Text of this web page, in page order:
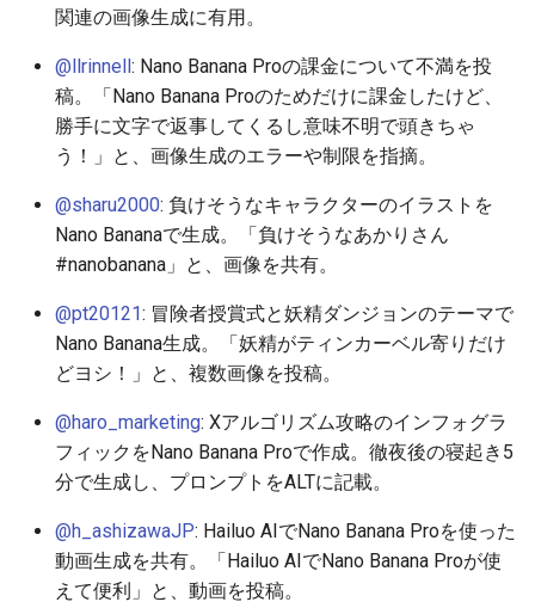
2026-05-11
2026-05-10
2026-05-09
2026-05-08
2026-05-07
2026-05-05
2026-05-03
2025-10-26
2025-10-25
2025-10-24
2025-10-23
2025-10-22
2025-10-20
2025-10-18
2026-05-11
2026-05-10
2026-05-09
2026-05-08
2026-05-07
2026-05-05
2026-05-03
2025-10-26
2025-10-25
2025-10-24
2025-10-23
2025-10-22
2025-10-20
2025-10-18
2026-05-08
2026-05-07
2026-05-06
2026-05-05
2026-05-04
2026-05-02
2026-04-30
2026-05-07
2026-05-06
2026-05-05
2026-05-04
2026-05-03
2026-05-01
2026-04-29
2025-10-26
2025-10-25
2025-10-24
2025-10-23
2025-10-22
2025-10-20
2025-10-18
関連の画像生成に有用。
@llrinnell: Nano Banana Proの課金について不満を投
稿。「Nano Banana Proのためだけに課金したけど、
勝手に文字で返事してくるし意味不明で頭きちゃ
う！」と、画像生成のエラーや制限を指摘。
@sharu2000: 負けそうなキャラクターのイラストを
Nano Bananaで生成。「負けそうなあかりさん
#nanobanana」と、画像を共有。
@pt20121: 冒険者授賞式と妖精ダンジョンのテーマで
Nano Banana生成。「妖精がティンカーベル寄りだけ
どヨシ！」と、複数画像を投稿。
@haro_marketing: Xアルゴリズム攻略のインフォグラ
フィックをNano Banana Proで作成。徹夜後の寝起き5
分で生成し、プロンプトをALTに記載。
@h_ashizawaJP: Hailuo AIでNano Banana Proを使った
動画生成を共有。「Hailuo AIでNano Banana Proが使
えて便利」と、動画を投稿。